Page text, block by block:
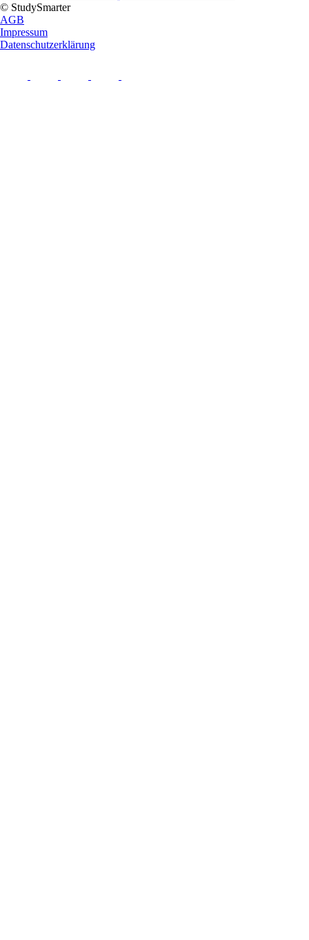
© StudySmarter
AGB
Impressum
Datenschutzerklärung